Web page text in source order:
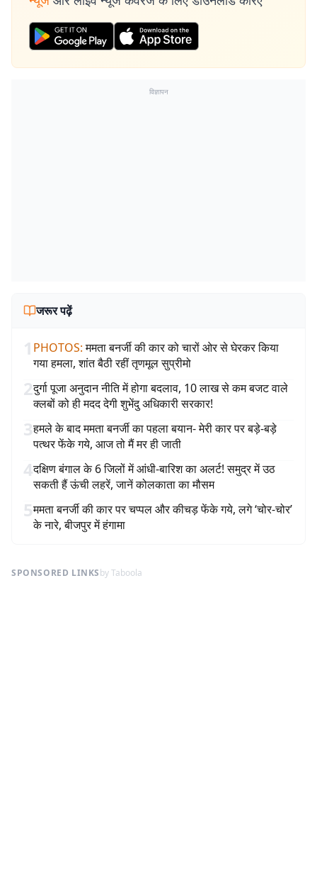
विज्ञापन
जरूर पढ़ें
1 PHOTOS: ममता बनर्जी की कार को चारों ओर से घेरकर किया
गया हमला, शांत बैठी रहीं तृणमूल सुप्रीमो
2दुर्गा पूजा अनुदान नीति में होगा बदलाव, 10 लाख से कम बजट वाले
क्लबों को ही मदद देगी शुभेंदु अधिकारी सरकार!
3हमले के बाद ममता बनर्जी का पहला बयान- मेरी कार पर बड़े-बड़े
पत्थर फेंके गये, आज तो मैं मर ही जाती
4दक्षिण बंगाल के 6 जिलों में आंधी-बारिश का अलर्ट! समुद्र में उठ
सकती हैं ऊंची लहरें, जानें कोलकाता का मौसम
5ममता बनर्जी की कार पर चप्पल और कीचड़ फेंके गये, लगे ‘चोर-चोर’
के नारे, बीजपुर में हंगामा
SPONSORED LINKSby Taboola